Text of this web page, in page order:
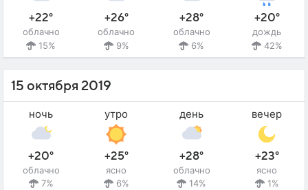
+22°
облачно
15%
+26°
облачно
9%
+28°
облачно
6%
+20°
дождь
42%
15 октября 2019
ночь
+20°
облачно
7%
утро
+25°
ясно
6%
день
+28°
облачно
14%
вечер
+23°
ясно
1%